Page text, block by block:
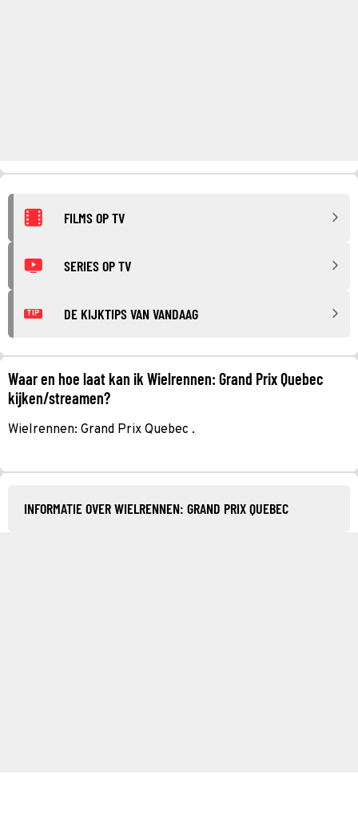
FILMS OP TV
SERIES OP TV
TIP DE KIJKTIPS VAN VANDAAG
Waar en hoe laat kan ik Wielrennen: Grand Prix Quebec
kijken/streamen?
Wielrennen: Grand Prix Quebec .
INFORMATIE OVER WIELRENNEN: GRAND PRIX QUEBEC